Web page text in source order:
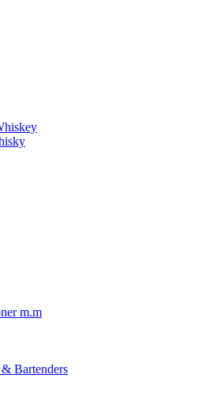
m.m
Bartenders